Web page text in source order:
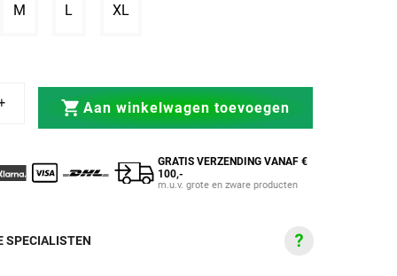
of niet beschikbaar
uitverkocht of niet beschikbaar
MVariant uitverkocht of niet beschikbaar
L Variant uitverkocht of niet beschikbaar
XLVariant uitverkocht of niet beschikbaar
met Strap zwart-roodmet Strap zwart-rood
Aan winkelwagen toevoegen
GRATIS VERZENDING VANAF €
100,-
m.u.v. grote en zware producten
SPECIALISTEN